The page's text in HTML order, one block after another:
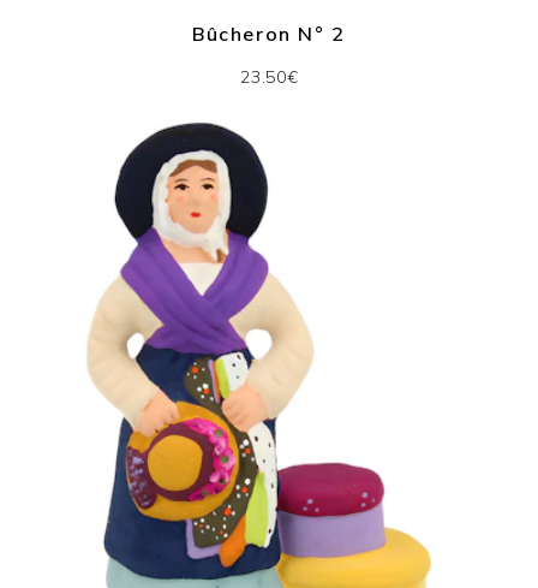
Bûcheron N° 2
23.50€